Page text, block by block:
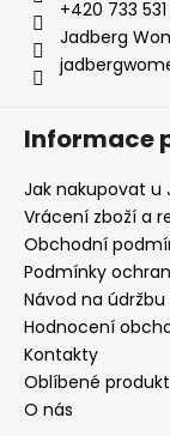
+420 733 531
Jadberg
Informace
Jak nakupovat u
Vrácení zboží a
Obchodní
Podmínky
Návod na údržbu
Hodnocení
Kontakty
Oblíbené
O nás